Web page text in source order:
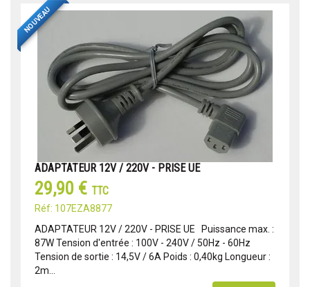
NOUVEAU
ADAPTATEUR 12V / 220V - PRISE UE
29,90 € TTC
Réf: 107EZA8877
ADAPTATEUR 12V / 220V - PRISE UE Puissance max. :
87W Tension d'entrée : 100V - 240V / 50Hz - 60Hz
Tension de sortie : 14,5V / 6A Poids : 0,40kg Longueur :
2m...